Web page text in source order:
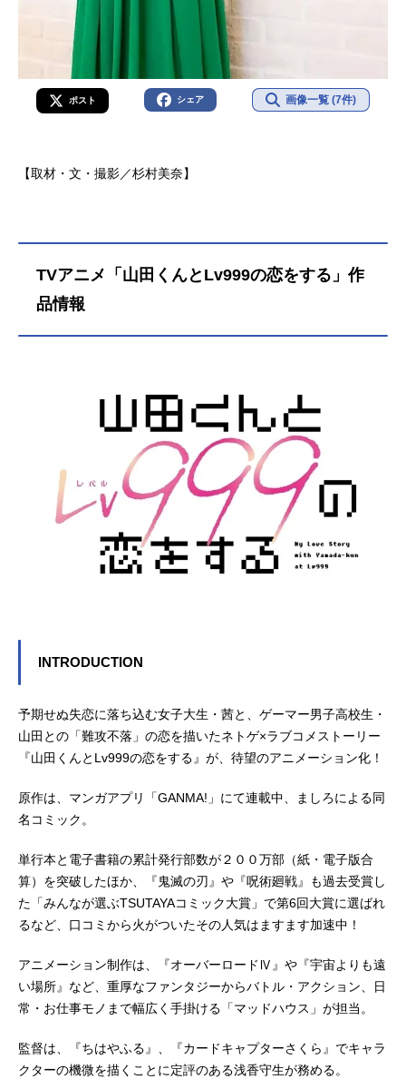
ポスト シェア 画像一覧 (7件)
【取材・文・撮影／杉村美奈】
TVアニメ「山田くんとLv999の恋をする」作
品情報
INTRODUCTION
予期せぬ失恋に落ち込む女子大生・茜と、ゲーマー男子高校生・
山田との「難攻不落」の恋を描いたネトゲ×ラブコメストーリー
『山田くんとLv999の恋をする』が、待望のアニメーション化！
原作は、マンガアプリ「GANMA!」にて連載中、ましろによる同
名コミック。
単行本と電子書籍の累計発行部数が２００万部（紙・電子版合
算）を突破したほか、『鬼滅の刃』や『呪術廻戦』も過去受賞し
た「みんなが選ぶTSUTAYAコミック大賞」で第6回大賞に選ばれ
るなど、口コミから火がついたその人気はますます加速中！
アニメーション制作は、『オーバーロードⅣ』や『宇宙よりも遠
い場所』など、重厚なファンタジーからバトル・アクション、日
常・お仕事モノまで幅広く手掛ける「マッドハウス」が担当。
監督は、『ちはやふる』、『カードキャプターさくら』でキャラ
クターの機微を描くことに定評のある浅香守生が務める。